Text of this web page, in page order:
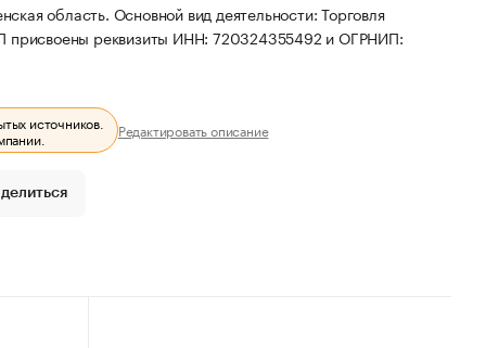
область. Основной вид деятельности: Торговля
присвоены реквизиты ИНН: 720324355492 и ОГРНИП:
источников. Редактировать описание